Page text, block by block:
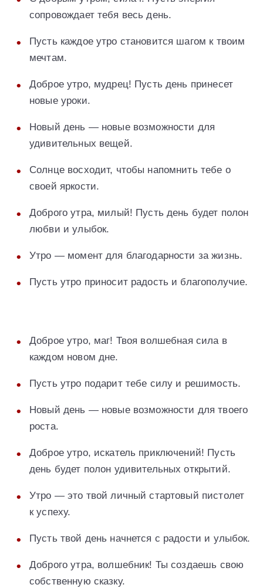
сопровождает тебя весь день.
Пусть каждое утро становится шагом к твоим
мечтам.
Доброе утро, мудрец! Пусть день принесет
новые уроки.
Новый день — новые возможности для
удивительных вещей.
Солнце восходит, чтобы напомнить тебе о
своей яркости.
Доброго утра, милый! Пусть день будет полон
любви и улыбок.
Утро — момент для благодарности за жизнь.
Пусть утро приносит радость и благополучие.
Доброе утро, маг! Твоя волшебная сила в
каждом новом дне.
Пусть утро подарит тебе силу и решимость.
Новый день — новые возможности для твоего
роста.
Доброе утро, искатель приключений! Пусть
день будет полон удивительных открытий.
Утро — это твой личный стартовый пистолет
к успеху.
Пусть твой день начнется с радости и улыбок.
Доброго утра, волшебник! Ты создаешь свою
собственную сказку.